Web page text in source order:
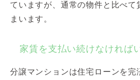
ていますが、通常の物件と比べて
まいます。
家賃を支払い続けなければ
分譲マンションは住宅ローンを完